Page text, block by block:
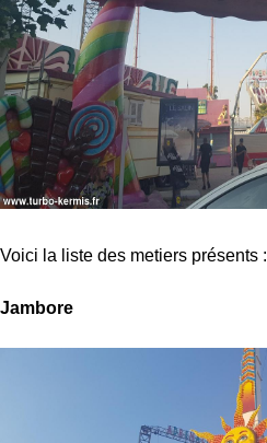
Voici la liste des metiers présents :
Jambore